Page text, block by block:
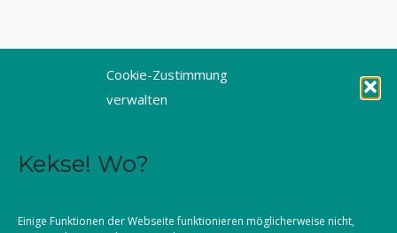
Cookie-Zustimmung
verwalten
Kekse! Wo?
Einige Funktionen der Webseite funktionieren möglicherweise nicht,
©2026 KLJB Augsburg